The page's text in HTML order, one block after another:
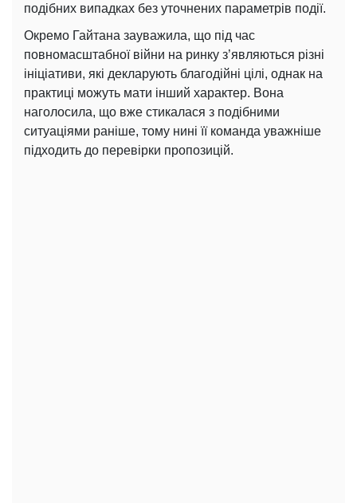
подібних випадках без уточнених параметрів події.
Окремо Гайтана зауважила, що під час
повномасштабної війни на ринку з’являються різні
ініціативи, які декларують благодійні цілі, однак на
практиці можуть мати інший характер. Вона
наголосила, що вже стикалася з подібними
ситуаціями раніше, тому нині її команда уважніше
підходить до перевірки пропозицій.